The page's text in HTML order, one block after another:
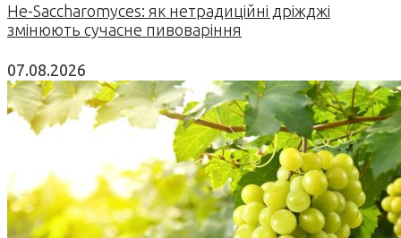
Не-Saccharomyces: як нетрадиційні дріжджі
змінюють сучасне пивоваріння
07.08.2026